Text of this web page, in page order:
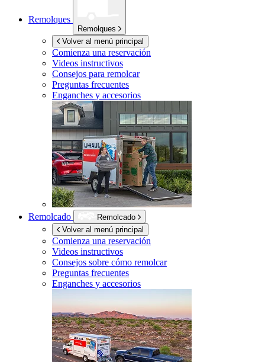
Remolques
Remolques
Volver al menú principal
Comienza una reservación
Videos instructivos
Consejos para remolcar
Preguntas frecuentes
Enganches y accesorios
Remolcado
Remolcado
Volver al menú principal
Comienza una reservación
Videos instructivos
Consejos sobre cómo remolcar
Preguntas frecuentes
Enganches y accesorios